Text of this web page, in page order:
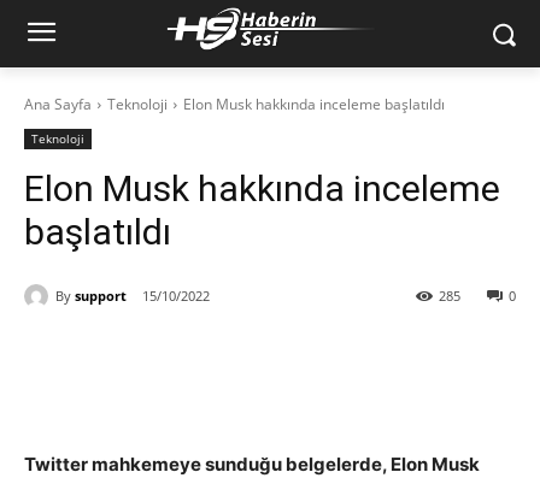
Ana Sayfa Teknoloji Elon Musk hakkında inceleme başlatıldı
Teknoloji
Elon Musk hakkında inceleme
başlatıldı
By support 15/10/2022 0
285
Twitter mahkemeye sunduğu belgelerde, Elon Musk